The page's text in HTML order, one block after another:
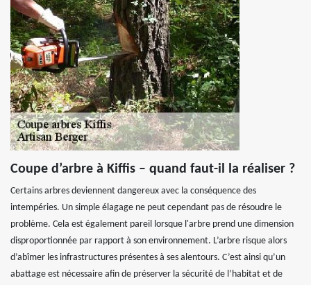
Coupe d’arbre à Kiffis – quand faut-il la réaliser ?
Certains arbres deviennent dangereux avec la conséquence des
intempéries. Un simple élagage ne peut cependant pas de résoudre le
problème. Cela est également pareil lorsque l'arbre prend une dimension
disproportionnée par rapport à son environnement. L’arbre risque alors
d’abîmer les infrastructures présentes à ses alentours. C’est ainsi qu’un
abattage est nécessaire afin de préserver la sécurité de l’habitat et de